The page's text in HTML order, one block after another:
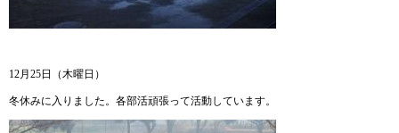
12月25日（木曜日）
冬休みに入りました。各部活頑張って活動しています。